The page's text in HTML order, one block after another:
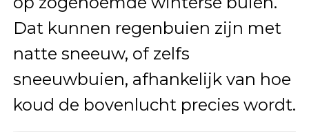
Dat kunnen regenbuien zijn met
natte sneeuw, of zelfs
sneeuwbuien, afhankelijk van hoe
koud de bovenlucht precies wordt.